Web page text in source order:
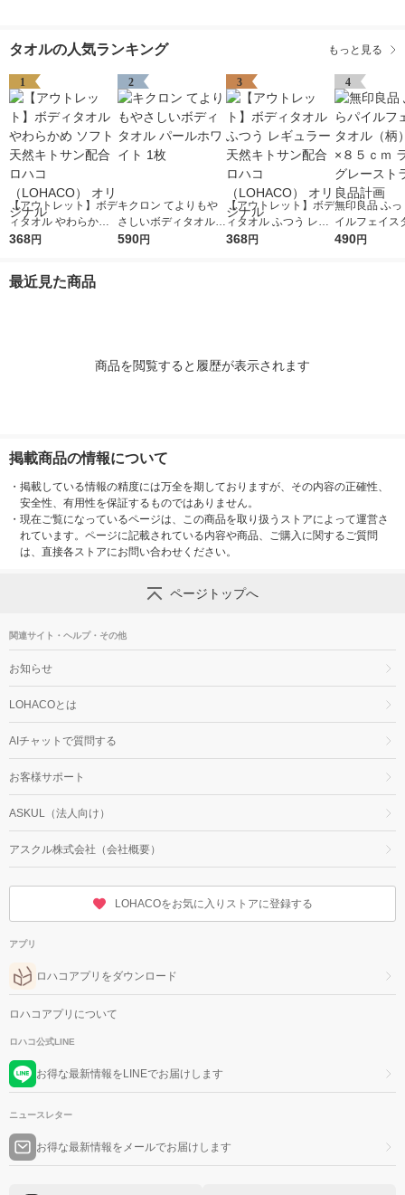
タオルの人気ランキング もっと見る
1
【アウトレット】ボデ
ィタオル やわらかめ
ソフト 天然キトサン
368円
2
キクロン てよりもや
さしいボディタオル
パールホワイト 1枚
590円
3
【アウトレット】ボデ
ィタオル ふつう レギ
ュラー 天然キトサン
368円
4
無印良品 ふっ
イルフェイス
（柄） ３４×
490円
最近見た商品
商品を閲覧すると履歴が表示されます
掲載商品の情報について
・ 掲載している情報の精度には万全を期しておりますが、その内容の正確性、
安全性、有用性を保証するものではありません。
・ 現在ご覧になっているページは、この商品を取り扱うストアによって運営さ
れています。ページに記載されている内容や商品、ご購入に関するご質問
は、直接各ストアにお問い合わせください。
ページトップへ
関連サイト・ヘルプ・その他
お知らせ
LOHACOとは
AIチャットで質問する
お客様サポート
ASKUL（法人向け）
アスクル株式会社（会社概要）
LOHACOをお気に入りストアに登録する
アプリ
ロハコアプリをダウンロード
ロハコアプリについて
ロハコ公式LINE
お得な最新情報をLINEでお届けします
ニュースレター
お得な最新情報をメールでお届けします